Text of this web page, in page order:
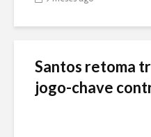
Santos retoma
jogo-chave